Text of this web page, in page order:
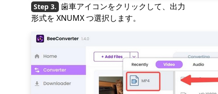
歯車アイコンをクリックして、出力
形式を XNUMX つ選択します。